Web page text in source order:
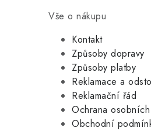
Vše o nákupu
Kontakt
Způsoby dopravy
Způsoby platby
Reklamace a
Reklamační řád
Ochrana
Obchodní